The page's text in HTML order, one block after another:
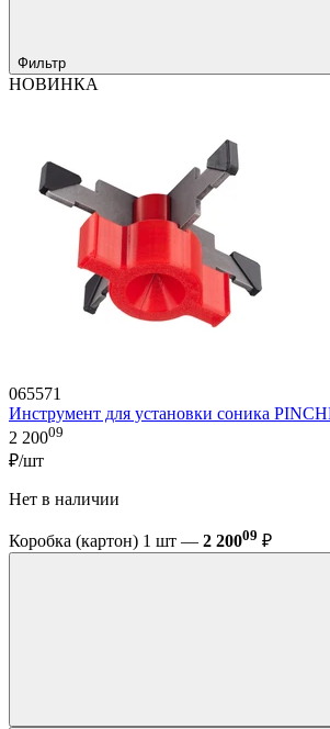
Фильтр
НОВИНКА
065571
Инструмент для установки соника
2 20009
₽/шт
Нет в наличии
Коробка (картон) 1 шт — 2 20009 ₽